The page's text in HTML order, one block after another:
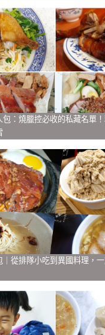
包：燒臘控必收的私藏名單
｜從排隊小吃到異國料理，